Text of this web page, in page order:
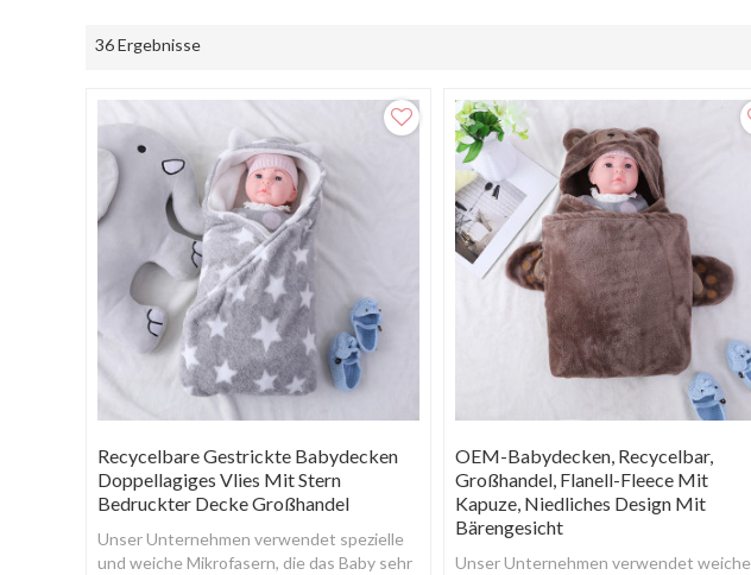
36 Ergebnisse
Recycelbare Gestrickte Babydecken
Doppellagiges Vlies Mit Stern
Bedruckter Decke Großhandel
Unser Unternehmen verwendet spezielle
und weiche Mikrofasern, die das Baby sehr
OEM-Babydecken, Recycelbar,
Großhandel, Flanell-Fleece Mit
Kapuze, Niedliches Design Mit
Bärengesicht
Unser Unternehmen verwendet weiche